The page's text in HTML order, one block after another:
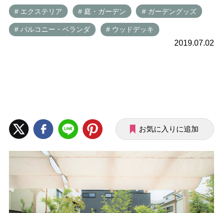
# エクステリア # 庭・ガーデン # ガーデングッズ
# バルコニー・ベランダ # ウッドデッキ
2019.07.02
お気に入りに追加